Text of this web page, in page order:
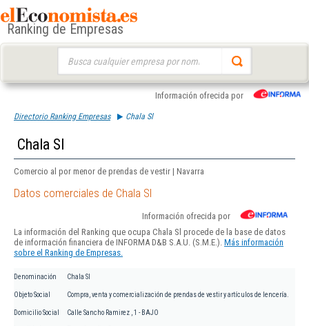
Ranking de Empresas
Información ofrecida por
Directorio Ranking Empresas Chala Sl
Chala Sl
Comercio al por menor de prendas de vestir | Navarra
Datos comerciales de Chala Sl
Información ofrecida por
La información del Ranking que ocupa Chala Sl procede de la base de datos
de información financiera de INFORMA D&B S.A.U. (S.M.E.). Más información
sobre el Ranking de Empresas.
Denominación Chala Sl
Objeto Social Compra, venta y comercialización de prendas de vestir y artículos de lencería.
Domicilio Social Calle Sancho Ramirez , 1 - BAJO